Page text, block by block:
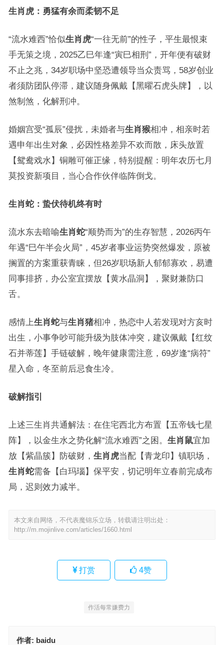
生肖虎：勇猛有余而柔韧不足
“流水难西”恰似生肖虎“一往无前”的性子，平生最恨束
手无策之境，2025乙巳年逢“寅巳相刑”，开年便有破财
不止之兆，34岁职场中坚恐遭领导当众责骂，58岁创业
者须防团队停滞，建议随身佩戴【黑曜石虎头牌】，以
煞制煞，化解刑冲。
婚姻宫受“孤辰”侵扰，未婚者与生肖猴相冲，相亲时若
遇申年出生对象，必因性格差异不欢而散，床头放置
【鸳鸯戏水】铜雕可催正缘，特别提醒：明年农历七月
莫投资新项目，当心合作伙伴临阵倒戈。
生肖蛇：蛰伏待机终有时
流水东去暗喻生肖蛇“顺势而为”的生存智慧，2026丙午
年遇“巳午半会火局”，45岁者事业运势突然爆发，原被
搁置的方案重获青睐，但26岁职场新人郁郁寡欢，易遭
同事排挤，办公室宜摆放【黄水晶洞】，聚财兼防口
舌。
感情上生肖蛇与生肖猪相冲，热恋中人若发现对方亥时
出生，小事争吵可能升级为肢体冲突，建议佩戴【红纹
石并蒂莲】手链破解，晚年健康需注意，69岁逢“病符”
星入命，冬至前后忌食生冷。
破解指引
上述三生肖共通解法：在住宅西北方布置【五帝钱七星
阵】，以金生水之势化解“流水难西”之困。 生肖鼠宜加
放【紫晶簇】防破财， 生肖虎当配【青龙印】镇职场，
生肖蛇需备【白玛瑙】保平安，切记明年立春前完成布
局，迟则效力减半。
本文来自网络，不代表魔锦乐立场，转载请注明出处：
http://m.mojinlive.com/articles/1660.html
打赏 4赞
作活每常嫌费力
作者: baidu